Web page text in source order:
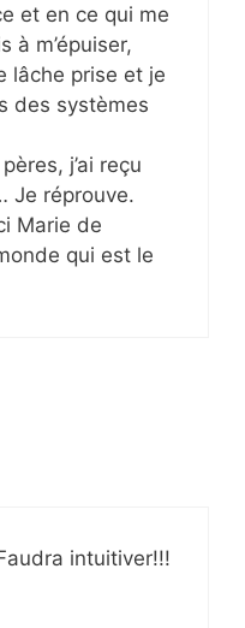
et en ce qui me
à m’épuiser,
lâche prise et je
des systèmes
j’ai reçu
Je réprouve.
Marie de
qui est le
intuitiver!!!